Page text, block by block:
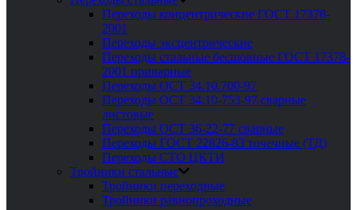
Переходы концентрические ГОСТ 17378-
2001
Переходы эксцентрические
Переходы стальные бесшовные ГОСТ 17378-
2001 приварные
Переходы ОСТ 34.10.700-97
Переходы ОСТ 34.10-753-97 сварные
листовые
Переходы ОСТ 36-22-77 сварные
Переходы ГОСТ 22826-83 точечные (ТД)
Переходы СТО ЦКТИ
Тройники стальные
Тройники переходные
Тройники равнопроходные